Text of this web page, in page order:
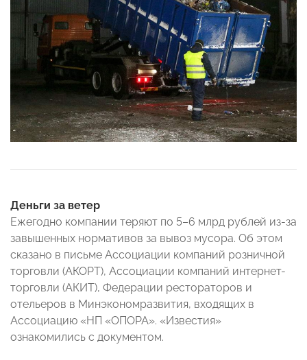
Деньги за ветер
Ежегодно компании теряют по 5–6 млрд рублей из-за
завышенных нормативов за вывоз мусора. Об этом
сказано в письме Ассоциации компаний розничной
торговли (АКОРТ), Ассоциации компаний интернет-
торговли (АКИТ), Федерации рестораторов и
отельеров в Минэкономразвития, входящих в
Ассоциацию «НП «ОПОРА». «Известия»
ознакомились с документом.